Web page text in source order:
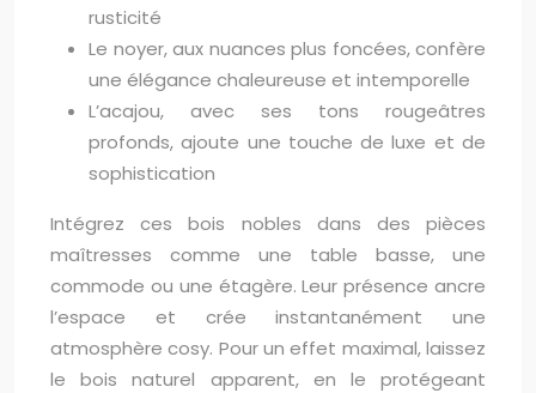
rusticité
Le noyer, aux nuances plus foncées, confère
une élégance chaleureuse et intemporelle
L’acajou, avec ses tons rougeâtres
profonds, ajoute une touche de luxe et de
sophistication
Intégrez ces bois nobles dans des pièces
maîtresses comme une table basse, une
commode ou une étagère. Leur présence ancre
l’espace et crée instantanément une
atmosphère cosy. Pour un effet maximal, laissez
le bois naturel apparent, en le protégeant